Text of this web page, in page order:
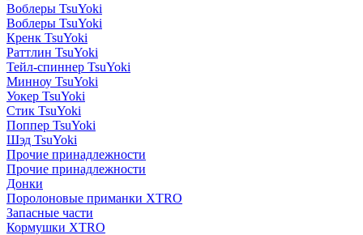
Воблеры TsuYoki
Воблеры TsuYoki
Кренк TsuYoki
Раттлин TsuYoki
Тейл-спиннер TsuYoki
Минноу TsuYoki
Уокер TsuYoki
Стик TsuYoki
Поппер TsuYoki
Шэд TsuYoki
Прочие принадлежности
Прочие принадлежности
Донки
Поролоновые приманки XTRO
Запасные части
Кормушки XTRO